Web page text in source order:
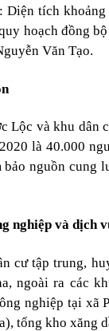
Diện tích
hoạch đồng
Văn Tạo.
Lộc và khu
là 40.000
bảo nguồn cung
nghiệp và dịch
cư tập trung,
ngoài ra các
nghiệp tại xã
tổng kho xăng